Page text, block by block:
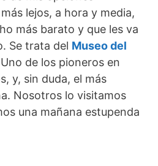
lejos, a hora y media,
más barato y que les va
Se trata del Museo del
de los pioneros en
y, sin duda, el más
Nosotros lo visitamos
una mañana estupenda